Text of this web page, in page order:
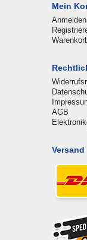
Mein
Anmelden
AGB
Versand